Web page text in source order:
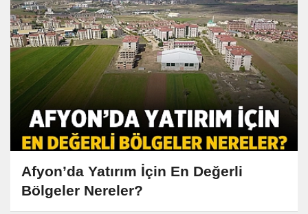
Afyon’da Yatırım İçin En Değerli
Bölgeler Nereler?